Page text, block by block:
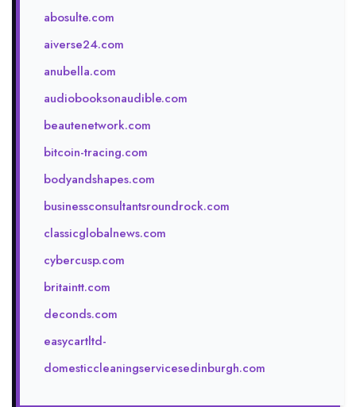
abosulte.com
aiverse24.com
anubella.com
audiobooksonaudible.com
beautenetwork.com
bitcoin-tracing.com
bodyandshapes.com
businessconsultantsroundrock.com
classicglobalnews.com
cybercusp.com
britaintt.com
deconds.com
easycartltd-
domesticcleaningservicesedinburgh.com